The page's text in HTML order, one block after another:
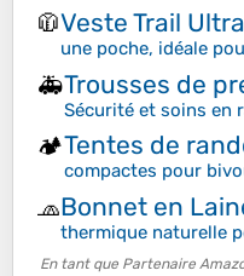
🧥Veste Trail
une poche, idéale
🚑Trousses de
Sécurité et soins en
🏕️Tentes de
compactes pour
🧢Bonnet en
thermique naturelle
En tant que Partenaire